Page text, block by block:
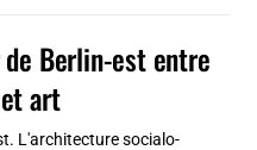
Berlin-est entre
art
L'architecture socialo-